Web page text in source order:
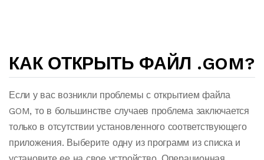
КАК ОТКРЫТЬ ФАЙЛ .GOM?
Если у вас возникли проблемы с открытием файла
GOM, то в большинстве случаев проблема заключается
только в отсутствии установленного соответствующего
приложения. Выберите одну из программ из списка и